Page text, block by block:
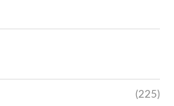
(225)